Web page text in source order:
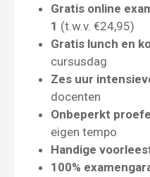
Gratis online
1 (t.w.v. €24,95)
Gratis lunch en
cursusdag
Zes uur
docenten
Onbeperkt
eigen tempo
Handige
100%